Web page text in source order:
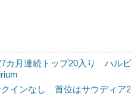
カ月連続トップ20入り ハルビ
インなし 首位はサウディア2